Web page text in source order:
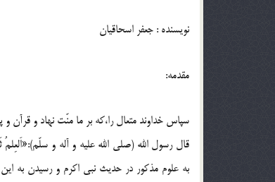
نویسنده : جعفر اسحاقیان
مقدمه:
سپاس خداوند متعال را،که بر ما منّت نهاد و قرآن
به علوم مذکور در حدیث نبی اکرم و رسیدن به